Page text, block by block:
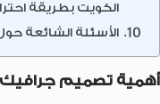
الكويت بطريقة
الأسئلة الشائعة
أهمية تصميم